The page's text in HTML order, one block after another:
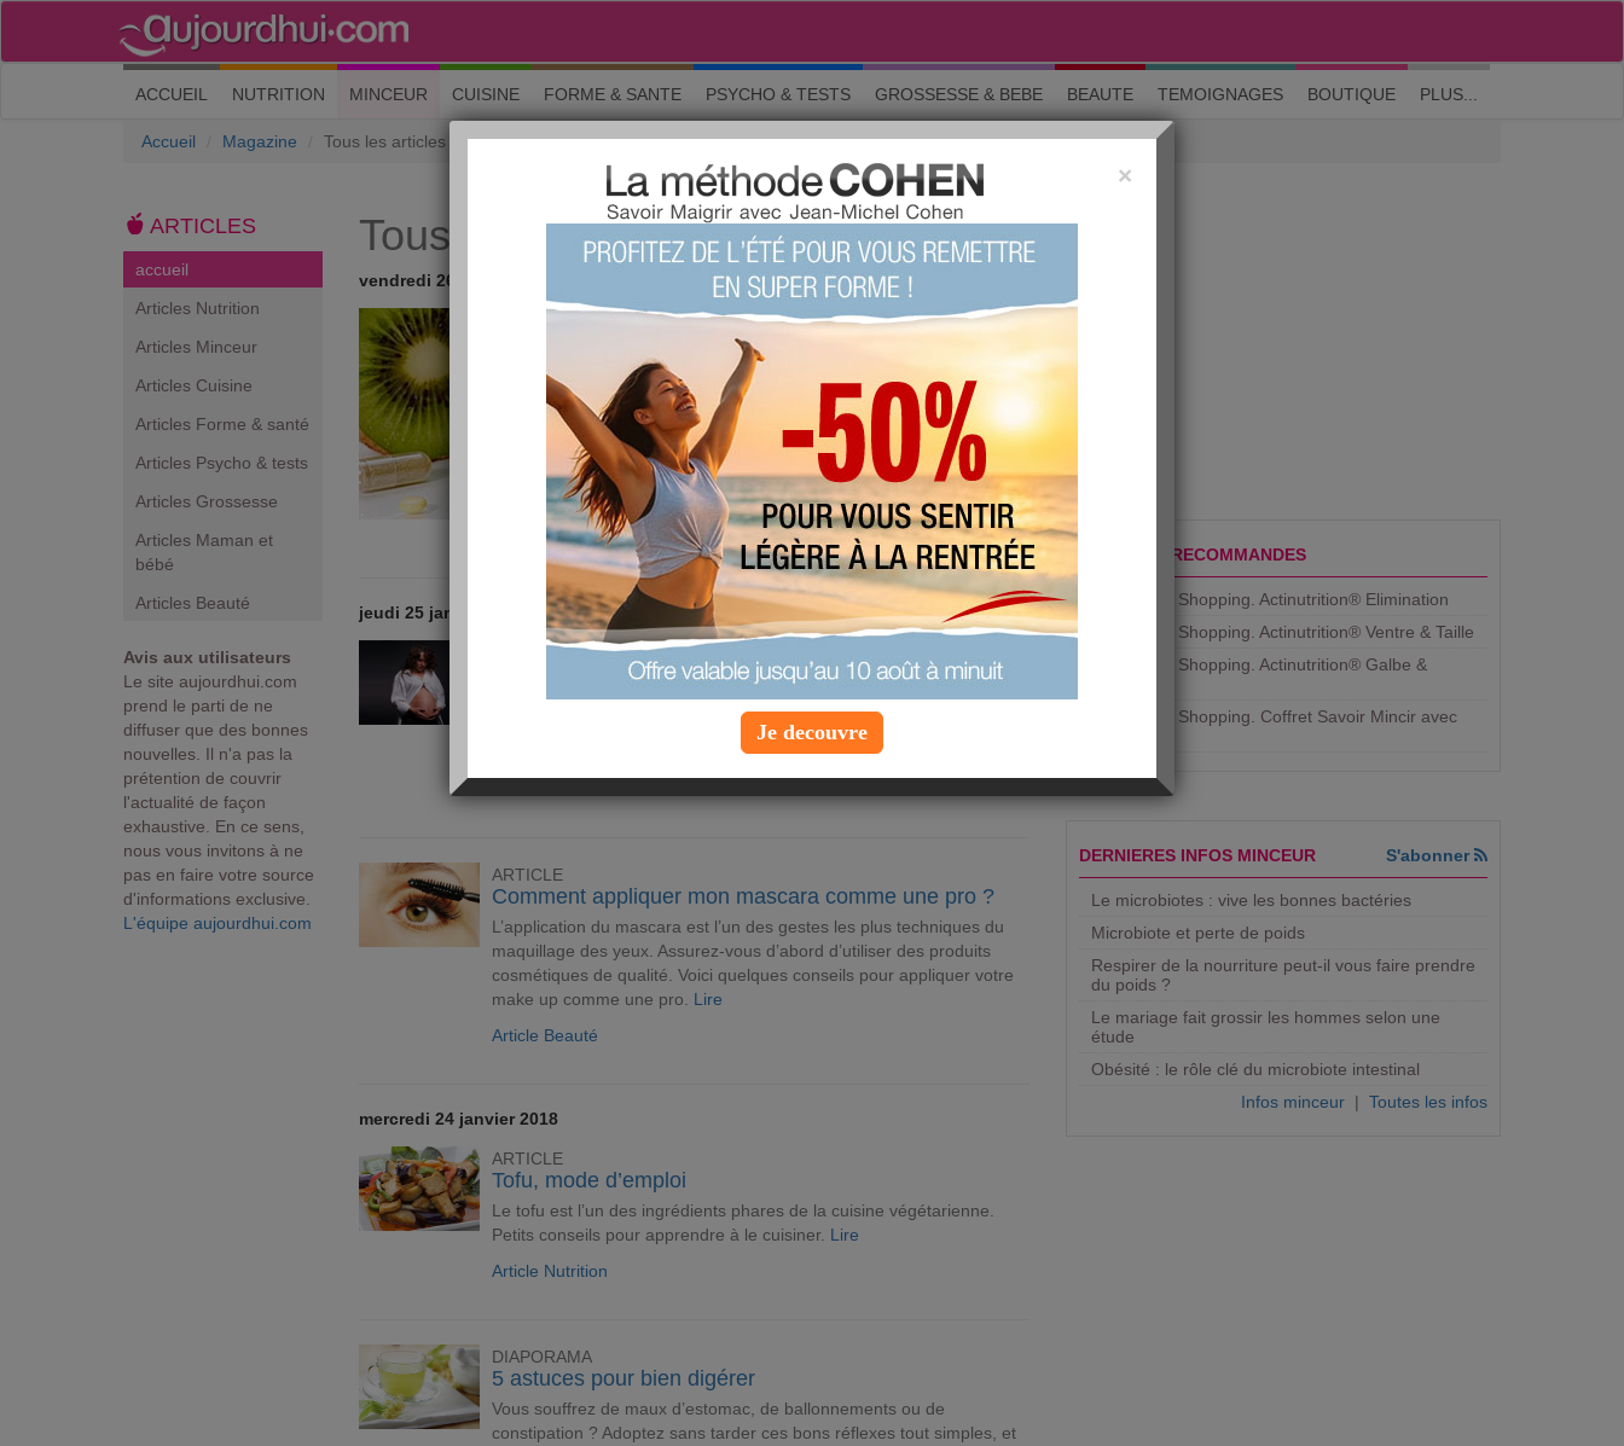
M'inscrire| Me connecter| ? Visite guidée
ACCUEIL (current)
NUTRITION MINCEUR CUISINE FORME & SANTE PSYCHO & TESTS GROSSESSE & BEBE BEAUTE TEMOIGNAGES BOUTIQUE PLUS...
Accueil Magazine Tous les articles
ARTICLES
accueil
Articles Nutrition
Articles Minceur
Articles Cuisine
Articles Forme & santé
Articles Psycho & tests
Articles Grossesse
Articles Maman et
bébé
Articles Beauté
Avis aux utilisateurs
Le site aujourdhui.com
prend le parti de ne
diffuser que des bonnes
nouvelles. Il n'a pas la
prétention de couvrir
l'actualité de façon
exhaustive. En ce sens,
nous vous invitons à ne
pas en faire votre source
d'informations exclusive.
L'équipe aujourdhui.com
Tous les articles
vendredi 26 janvier 2018
ARTICLE
Comment choisir ses vitamines ?
Devons-nous les prendre
synthétiques
? Si ces deux moyens sont
efficaces, il existe certaines particularités à ne
pas négliger, notamment pour la
vitamine E,
la bêta carotène et les
vitamines
B6 et B9.
Lire
Article Minceur
jeudi 25 janvier 2018
ARTICLE
10 trucs pour éviter la déprime pendant la grossesse
Bien que l'on pense avant tout auxgrandes joies de la future
, les femmes enceintes présentent plus souvent qu’on ne le
déprime pendant la grossesse
ARTICLE
Comment appliquer mon mascara comme une pro ?
L’application du mascara est l’un des gestes les plus techniques du
maquillage des yeux. Assurez-vous d’abord d’utiliser des produits
cosmétiques de qualité. Voici quelques conseils pour appliquer votre
make up comme une pro. Lire
Article Beauté
mercredi 24 janvier 2018
ARTICLE
Tofu, mode d’emploi
Le tofu est l’un des ingrédients phares de la cuisine végétarienne.
Petits conseils pour apprendre à le cuisiner. Lire
Article Nutrition
DIAPORAMA
5 astuces pour bien digérer
Vous souffrez de maux d’estomac, de ballonnements ou de
constipation ? Adoptez sans tarder ces bons réflexes tout simples, et
PRODUITS RECOMMANDES
Aujourdhui Shopping. Actinutrition® Elimination
Aujourdhui Shopping. Actinutrition® Ventre & Taille
Aujourdhui Shopping. Actinutrition® Galbe &
Aujourdhui Shopping. ​Coffret Savoir Mincir avec
DERNIERES INFOS MINCEUR S'abonner
Le microbiotes : vive les bonnes bactéries
Microbiote et perte de poids
Respirer de la nourriture peut-il vous faire prendre
du poids ?
Le mariage fait grossir les hommes selon une
étude
Obésité : le rôle clé du microbiote intestinal
Infos minceur | Toutes les infos
×
Je decouvre